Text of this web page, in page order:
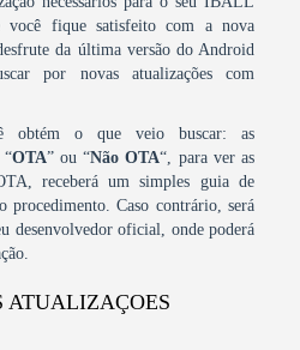
você fique satisfeito com a nova
da última versão do Android
por novas atualizações com
obtém o que veio buscar: as
“OTA” ou “Não OTA“, para ver as
receberá um simples guia de
procedimento. Caso contrário, será
desenvolvedor oficial, onde poderá
ATUALIZAÇOES